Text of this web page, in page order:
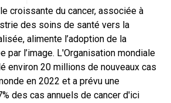
croissante du cancer, associée à
des soins de santé vers la
alimente l’adoption de la
par l’image. L'Organisation mondiale
environ 20 millions de nouveaux cas
en 2022 et a prévu une
des cas annuels de cancer d'ici